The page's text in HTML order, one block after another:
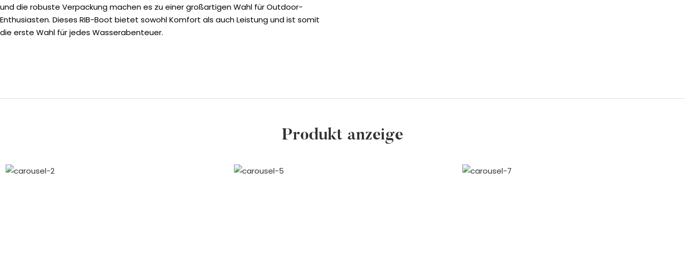
und die robuste Verpackung machen es zu einer großartigen Wahl für Outdoor-
Enthusiasten. Dieses RIB-Boot bietet sowohl Komfort als auch Leistung und ist somit
die erste Wahl für jedes Wasserabenteuer.
Produkt anzeige